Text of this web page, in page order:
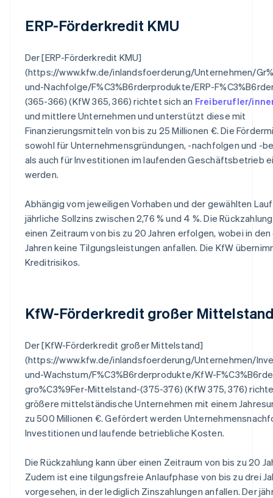
ERP-Förderkredit KMU
Der [ERP-Förderkredit KMU]
(https://www.kfw.de/inlandsfoerderung/Unternehmen/
und-Nachfolge/F%C3%B6rderprodukte/ERP-
(365-366) (KfW 365, 366) richtet sich an Freiberufler/
und mittlere Unternehmen und unterstützt diese mit
Finanzierungsmitteln von bis zu 25 Millionen €. Die
sowohl für Unternehmensgründungen, -nachfolgen und -
als auch für Investitionen im laufenden Geschäftsbetrieb
werden.
Abhängig vom jeweiligen Vorhaben und der gewählten
jährliche Sollzins zwischen 2,76 % und 4 %. Die
einen Zeitraum von bis zu 20 Jahren erfolgen, wobei in
Jahren keine Tilgungsleistungen anfallen. Die KfW
Kreditrisikos.
KfW-Förderkredit großer
Der [KfW-Förderkredit großer Mittelstand]
(https://www.kfw.de/inlandsfoerderung/Unternehmen/
und-Wachstum/F%C3%B6rderprodukte/KfW-
gro%C3%9Fer-Mittelstand-(375-376) (KfW 375, 376)
größere mittelständische Unternehmen mit einem
zu 500 Millionen €. Gefördert werden
Investitionen und laufende betriebliche Kosten.
Die Rückzahlung kann über einen Zeitraum von bis zu 20
Zudem ist eine tilgungsfreie Anlaufphase von bis zu drei
vorgesehen, in der lediglich Zinszahlungen anfallen. Der